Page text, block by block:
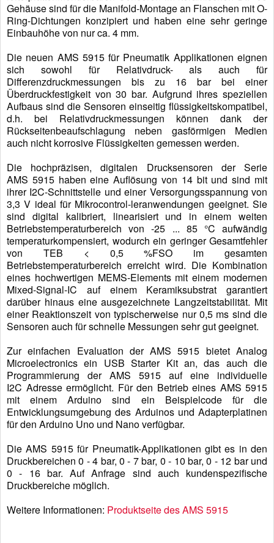
Gehäuse sind für die Manifold-Montage an Flanschen mit O-
Ring-Dichtungen konzipiert und haben eine sehr geringe
Einbauhöhe von nur ca. 4 mm.
Die neuen AMS 5915 für Pneumatik Applikationen eignen
sich sowohl für Relativdruck- als auch für
Differenzdruckmessungen bis zu 16 bar bei einer
Überdruckfestigkeit von 30 bar. Aufgrund ihres speziellen
Aufbaus sind die Sensoren einseitig flüssigkeitskompatibel,
d.h. bei Relativdruckmessungen können dank der
Rückseitenbeaufschlagung neben gasförmigen Medien
auch nicht korrosive Flüssigkeiten gemessen werden.
Die hochpräzisen, digitalen Drucksensoren der Serie
AMS 5915 haben eine Auflösung von 14 bit und sind mit
ihrer I2C-Schnittstelle und einer Versorgungsspannung von
3,3 V ideal für Mikrocontrol-leranwendungen geeignet. Sie
sind digital kalibriert, linearisiert und in einem weiten
Betriebstemperaturbereich von -25 ... 85 °C aufwändig
temperaturkompensiert, wodurch ein geringer Gesamtfehler
von TEB < 0,5 %FSO im gesamten
Betriebstemperaturbereich erreicht wird. Die Kombination
eines hochwertigen MEMS-Elements mit einem modernen
Mixed-Signal-IC auf einem Keramiksubstrat garantiert
darüber hinaus eine ausgezeichnete Langzeitstabilität. Mit
einer Reaktionszeit von typischerweise nur 0,5 ms sind die
Sensoren auch für schnelle Messungen sehr gut geeignet.
Zur einfachen Evaluation der AMS 5915 bietet Analog
Microelectronics ein USB Starter Kit an, das auch die
Programmierung der AMS 5915 auf eine individuelle
I2C Adresse ermöglicht. Für den Betrieb eines AMS 5915
mit einem Arduino sind ein Beispielcode für die
Entwicklungsumgebung des Arduinos und Adapterplatinen
für den Arduino Uno und Nano verfügbar.
Die AMS 5915 für Pneumatik-Applikationen gibt es in den
Druckbereichen 0 - 4 bar, 0 - 7 bar, 0 - 10 bar, 0 - 12 bar und
0 - 16 bar. Auf Anfrage sind auch kundenspezifische
Druckbereiche möglich.
Weitere Informationen: Produktseite des AMS 5915